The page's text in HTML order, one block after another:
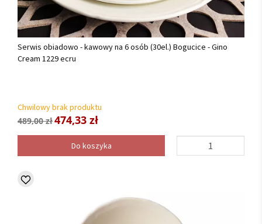
Serwis obiadowo - kawowy na 6 osób (30el.) Bogucice - Gino
Cream 1229 ecru
Chwilowy brak produktu
489,00 zł474,33 zł
Do koszyka